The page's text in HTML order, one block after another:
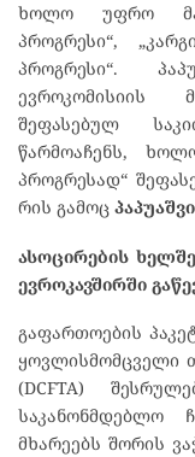
ხოლო უფრო
პროგრესი“,
პროგრესი“.
ევროკომისიის
შეფასებულ
წარმოაჩენს,
პროგრესად“
რის გამოც
ასოცირების
ევროკავშირში
გაფართოების
ყოვლისმომცველი
(DCFTA)
საკანონმდებლო
მხარეებს შორის